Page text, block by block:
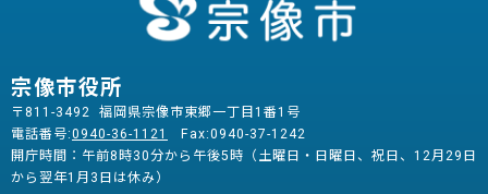
宗像市役所
〒811-3492 福岡県宗像市東郷一丁目1番1号
電話番号:0940-36-1121
Fax:0940-37-1242
開庁時間：午前8時30分から午後5時（土曜日・日曜日、祝日、12月29日
から翌年1月3日は休み）